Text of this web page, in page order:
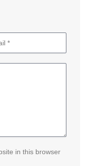
in this browser